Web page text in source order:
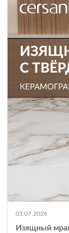
03.07.2026
Изящный